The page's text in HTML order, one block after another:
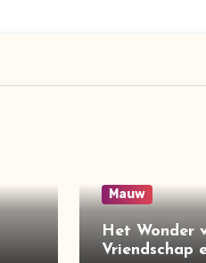
Mauw
Het Wonder
Vriendschap